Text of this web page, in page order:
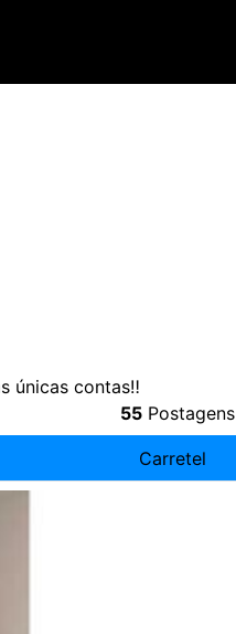
únicas contas‼
55Postagens
Carretel